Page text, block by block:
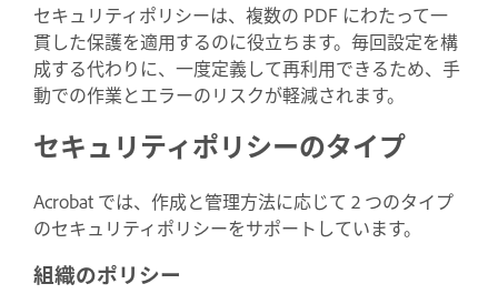
セキュリティポリシーは、複数の PDF にわたって一
貫した保護を適用するのに役立ちます。毎回設定を構
成する代わりに、一度定義して再利用できるため、手
動での作業とエラーのリスクが軽減されます。
セキュリティポリシーのタイプ
Acrobat では、作成と管理方法に応じて 2 つのタイプ
のセキュリティポリシーをサポートしています。
組織のポリシー